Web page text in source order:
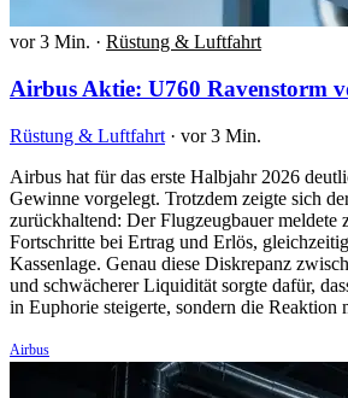
vor 3 Min. · Rüstung & Luftfahrt
Airbus Aktie: U760 Ravenstorm
Rüstung & Luftfahrt · vor 3 Min.
Airbus hat für das erste Halbjahr 2026
Gewinne vorgelegt. Trotzdem zeigte sich
zurückhaltend: Der Flugzeugbauer meldete
Fortschritte bei Ertrag und Erlös,
Kassenlage. Genau diese Diskrepanz
und schwächerer Liquidität sorgte dafür,
in Euphorie steigerte, sondern die
Airbus